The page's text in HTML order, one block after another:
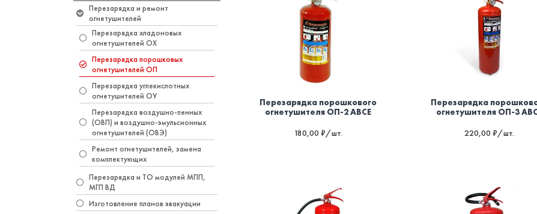
Перезарядка и ремонт
огнетушителей
Перезарядка хладоновых
огнетушителей ОХ
Перезарядка порошковых
огнетушителей ОП
Перезарядка углекислотных
огнетушителей ОУ
Перезарядка воздушно-пенных
(ОВП) и воздушно-эмульсионных
огнетушителей (ОВЭ)
Ремонт огнетушителей, замена
комплектующих
Перезарядка и ТО модулей МПП,
МГП ВД
Изготовление планов эвакуации
Перезарядка порошкового
огнетушителя ОП-2 ABCE
180,00 ₽/шт.
Перезарядка
огнетушителя ОП-3
220,00 ₽/шт.